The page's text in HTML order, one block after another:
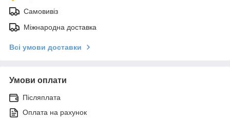
Самовивіз
Міжнародна доставка
Всі умови доставки
Умови оплати
Післяплата
Оплата на рахунок